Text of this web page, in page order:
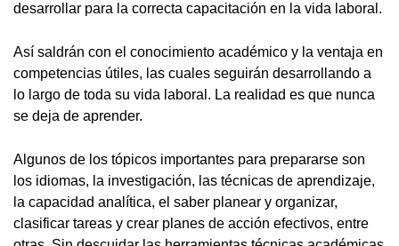
desarrollar para la correcta capacitación en la vida laboral.
Así saldrán con el conocimiento académico y la ventaja en
competencias útiles, las cuales seguirán desarrollando a
lo largo de toda su vida laboral. La realidad es que nunca
se deja de aprender.
Algunos de los tópicos importantes para prepararse son
los idiomas, la investigación, las técnicas de aprendizaje,
la capacidad analítica, el saber planear y organizar,
clasificar tareas y crear planes de acción efectivos, entre